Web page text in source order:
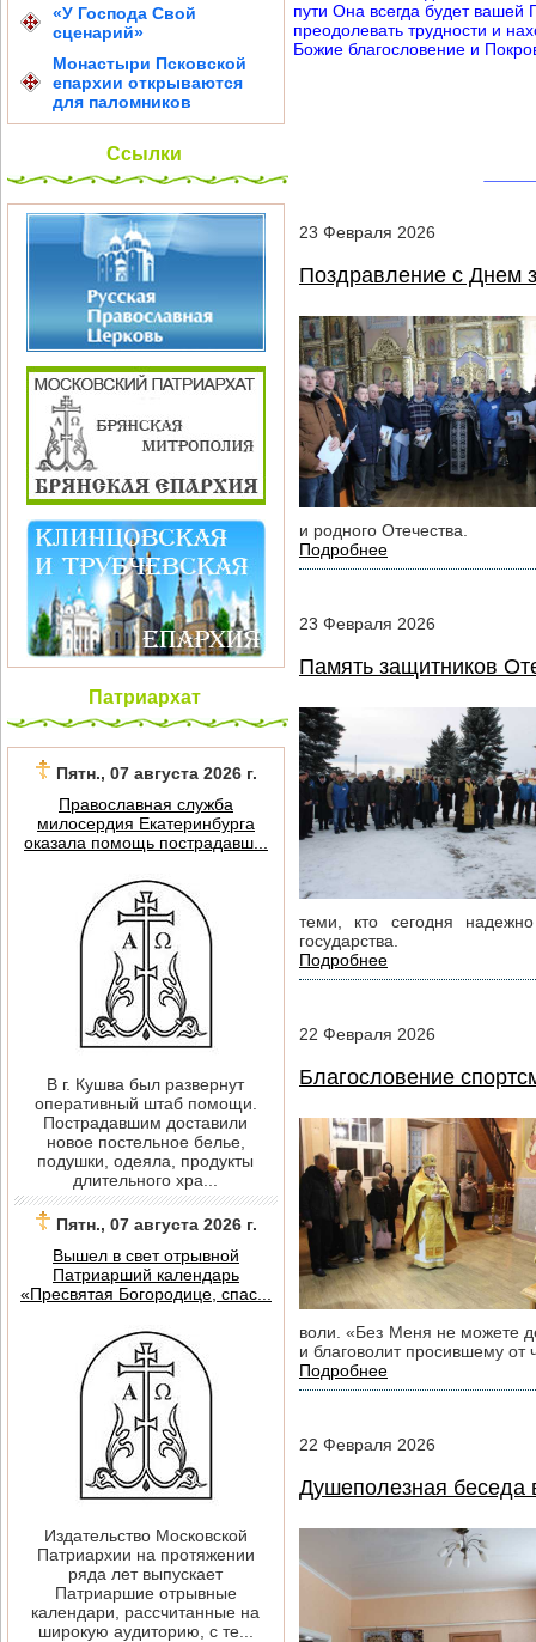
«У Господа Свой
сценарий»
Монастыри Псковской
епархии открываются
для паломников
Ссылки
Патриархат
Пятн., 07 августа 2026 г.
Православная служба
милосердия Екатеринбурга
оказала помощь пострадавш...
В г. Кушва был развернут
оперативный штаб помощи.
Пострадавшим доставили
новое постельное белье,
подушки, одеяла, продукты
длительного хра...
Пятн., 07 августа 2026 г.
Вышел в свет отрывной
Патриарший календарь
«Пресвятая Богородице, спас...
Издательство Московской
Патриархии на протяжении
ряда лет выпускает
Патриаршие отрывные
календари, рассчитанные на
широкую аудиторию, с те...
пути Она всегда будет вашей
преодолевать трудности и
Божие благословение и
23 Февраля 2026
Поздравление с Днем
и родного Отечества.
Подробнее
23 Февраля 2026
Память защитников
теми, кто сегодня
государства.
Подробнее
22 Февраля 2026
Благословение
воли. «Без Меня не можете
и благоволит просившему от
Подробнее
22 Февраля 2026
Душеполезная беседа